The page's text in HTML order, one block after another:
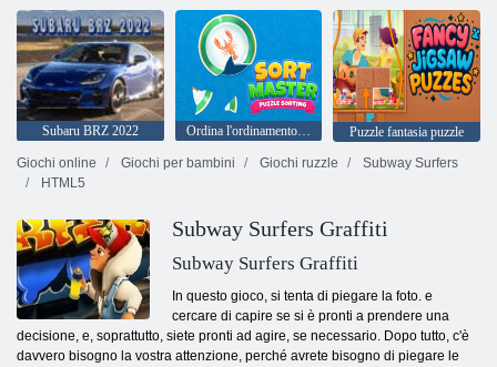
Subaru BRZ 2022 Ordina l'ordinamento del puzzle master
Puzzle fantasia puzzle
Giochi online
Giochi per bambini Giochi ruzzle
Subway Surfers
HTML5
Subway Surfers Graffiti
Subway Surfers Graffiti
In questo gioco, si tenta di piegare la foto. e
cercare di capire se si è pronti a prendere una
decisione, e, soprattutto, siete pronti ad agire, se necessario. Dopo tutto, c'è
davvero bisogno la vostra attenzione, perché avrete bisogno di piegare le